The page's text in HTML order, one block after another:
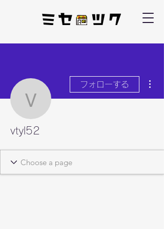
vtyl52
フォローする
vtyl52